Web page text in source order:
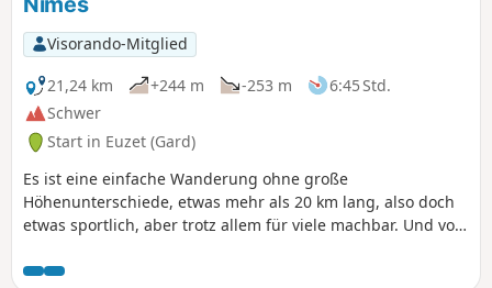
Visorando-Mitglied
21,24 km
+244 m -253 m
6:45 Std.
Schwer
Start in Euzet (Gard)
Es ist eine einfache Wanderung ohne große
Höhenunterschiede, etwas mehr als 20 km lang, also doch
etwas sportlich, aber trotz allem für viele machbar. Und vor
auf dieser Route Saint-Hippolyte-de-Caton, Saint-Étienne-